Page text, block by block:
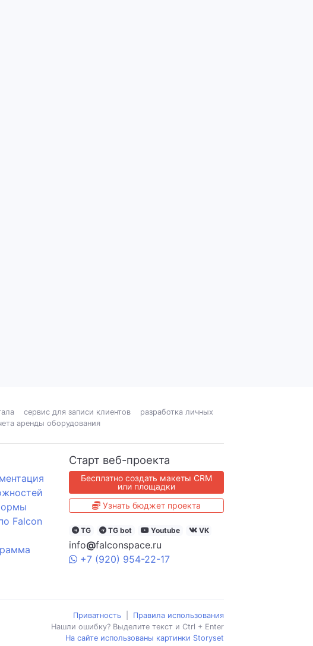
сервис для записи клиентов
разработка личных
аренды оборудования
Falcon
Старт веб-проекта
Бесплатно создать макеты CRM
или площадки
Узнать бюджет проекта
TG TG bot Youtube VK
info@falconspace.ru
+7 (920) 954-22-17
Приватность
Правила использования
Нашли ошибку? Выделите текст и Ctrl + Enter
На сайте использованы картинки Storyset